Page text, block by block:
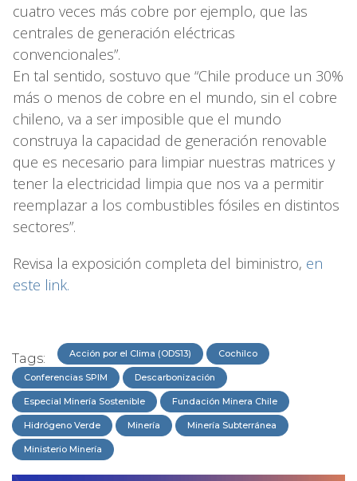
cuatro veces más cobre por ejemplo, que las
centrales de generación eléctricas
convencionales”.
En tal sentido, sostuvo que “Chile produce un 30%
más o menos de cobre en el mundo, sin el cobre
chileno, va a ser imposible que el mundo
construya la capacidad de generación renovable
que es necesario para limpiar nuestras matrices y
tener la electricidad limpia que nos va a permitir
reemplazar a los combustibles fósiles en distintos
sectores”.
Revisa la exposición completa del biministro, en
este link.
Tags: Acción por el Clima (ODS13) Cochilco
Conferencias SPIM Descarbonización
Especial Minería Sostenible Fundación Minera Chile
Hidrógeno Verde Minería Minería Subterránea
Ministerio Minería